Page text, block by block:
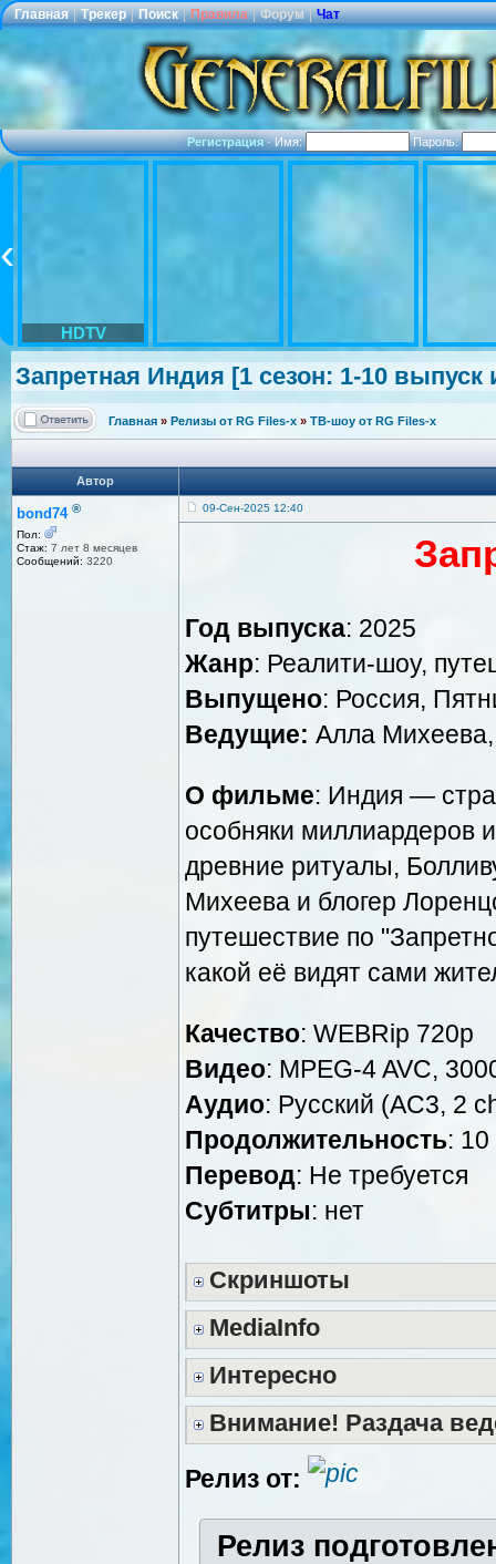
Главная | Трекер | Поиск | Правила | Форум | Чат
Регистрация·Имя: Пароль:
HDTV
Запретная Индия [1 сезон: 1-10 выпуск
Главная » Релизы от RG Files-x » ТВ-шоу от RG Files-x
Автор
bond74 ®
Пол:
Стаж: 7 лет 8 месяцев
Сообщений: 3220
09-Сен-2025 12:40
Год выпуска: 2025
Жанр: Реалити-шоу,
Выпущено: Россия,
Ведущие: Алла
О фильме: Индия —
особняки миллиардеров
древние ритуалы,
Михеева и блогер
путешествие по
какой её видят сами
Качество: WEBRip 720p
Видео: MPEG-4 AVC,
Аудио: Русский (AC3, 2
Продолжительность:
Перевод: Не требуется
Субтитры: нет
Скриншоты
MediaInfo
Интересно
Внимание! Раздача
Релиз от:
Релиз